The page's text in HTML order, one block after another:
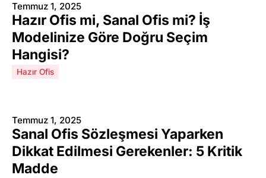
Temmuz 1, 2025
Hazır Ofis mi, Sanal Ofis mi? İş
Modelinize Göre Doğru Seçim
Hangisi?
Hazır Ofis
Temmuz 1, 2025
Sanal Ofis Sözleşmesi Yaparken
Dikkat Edilmesi Gerekenler: 5 Kritik
Madde